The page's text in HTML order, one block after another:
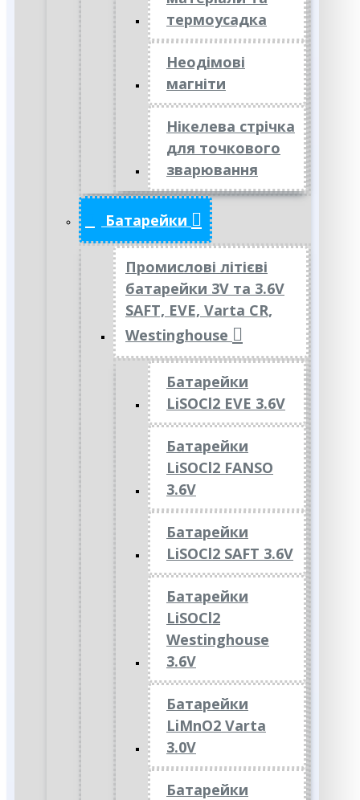
термоусадка
Неодімові
магніти
Нікелева стрічка
для точкового
зварювання
Батарейки
Промислові літієві
батарейки 3V та 3.6V
SAFT, EVE, Varta CR,
Westinghouse
Батарейки
LiSOCl2 EVE 3.6V
Батарейки
LiSOCl2 FANSO
3.6V
Батарейки
LiSOCl2 SAFT 3.6V
Батарейки
LiSOCl2
Westinghouse
3.6V
Батарейки
LiMnO2 Varta
3.0V
Батарейки